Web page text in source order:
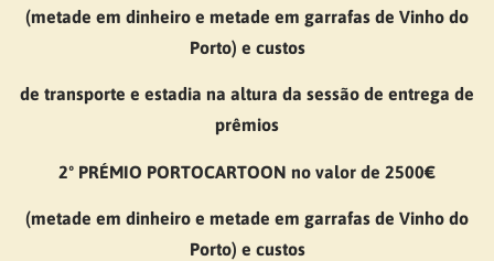
(metade em dinheiro e metade em garrafas de Vinho do
Porto) e custos
de transporte e estadia na altura da sessão de entrega de
prêmios
2º PRÉMIO PORTOCARTOON no valor de 2500€
(metade em dinheiro e metade em garrafas de Vinho do
Porto) e custos